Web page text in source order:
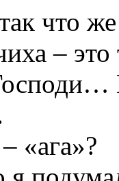
что
– это
«ага»?